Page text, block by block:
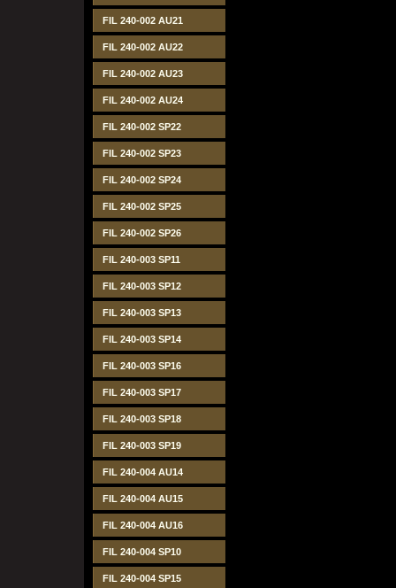
FIL 240-002 AU21
FIL 240-002 AU22
FIL 240-002 AU23
FIL 240-002 AU24
FIL 240-002 SP22
FIL 240-002 SP23
FIL 240-002 SP24
FIL 240-002 SP25
FIL 240-002 SP26
FIL 240-003 SP11
FIL 240-003 SP12
FIL 240-003 SP13
FIL 240-003 SP14
FIL 240-003 SP16
FIL 240-003 SP17
FIL 240-003 SP18
FIL 240-003 SP19
FIL 240-004 AU14
FIL 240-004 AU15
FIL 240-004 AU16
FIL 240-004 SP10
FIL 240-004 SP15